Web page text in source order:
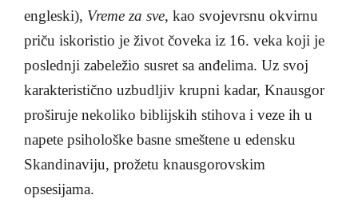
engleski), Vreme za sve, kao svojevrsnu okvirnu
priču iskoristio je život čoveka iz 16. veka koji je
poslednji zabeležio susret sa anđelima. Uz svoj
karakteristično uzbudljiv krupni kadar, Knausgor
proširuje nekoliko biblijskih stihova i veze ih u
napete psihološke basne smeštene u edensku
Skandinaviju, prožetu knausgorovskim
opsesijama.